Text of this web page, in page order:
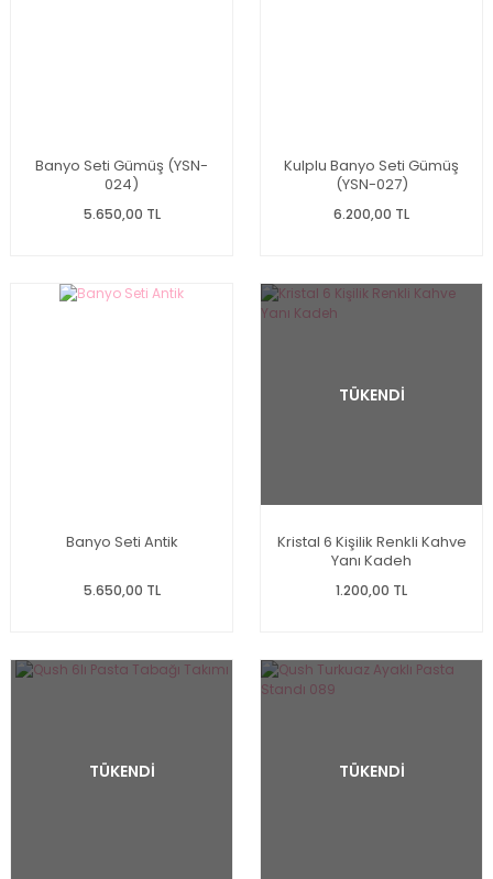
Banyo Seti Gümüş (YSN-
024)
5.650,00 TL
Kulplu Banyo Seti Gümüş
(YSN-027)
6.200,00 TL
Banyo Seti Antik
5.650,00 TL
TÜKENDİ
Kristal 6 Kişilik Renkli Kahve
Yanı Kadeh
1.200,00 TL
TÜKENDİ TÜKENDİ